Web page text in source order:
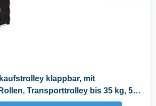
klappbar, mit
Transporttrolley bis 35 kg, 50